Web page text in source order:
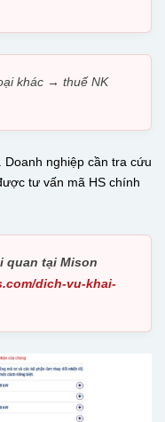
khác → thuế NK
Doanh nghiệp cần tra cứu
tư vấn mã HS chính
quan tại Mison
dich-vu-khai-